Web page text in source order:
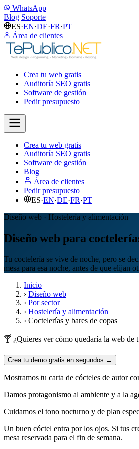
WhatsApp
Blog Soporte
ES·EN·DE·FR·PT
Área de clientes
Crea tu web gratis
Auditoría SEO gratis
Software de gestión
Pedir presupuesto
Crea tu web gratis
Auditoría SEO gratis
Software de gestión
Blog
Área de clientes
Pedir presupuesto
ES·EN·DE·FR·PT
Diseño web · Hostelería y alimentación
Diseño web para
Tu coctelería se vive de noche, pero se
mesa para esa noche, antes de que elijan
Inicio
› Diseño web
› Por sector
› Hostelería y alimentación
› Coctelerías y bares de copas
🍸 ¿Quieres ver cómo quedaría la web de
Crea tu demo gratis en segundos →
Mostramos tu carta de cócteles de autor
Damos protagonismo al ambiente y a la
Cuidamos el tono nocturno y de plan
Un buen cóctel entra por los ojos. Si tus
mesa reservada para el fin de semana.